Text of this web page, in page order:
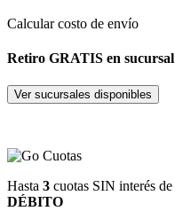
Calcular costo de envío
Retiro GRATIS en sucursal
Ver sucursales disponibles
Hasta 3 cuotas SIN interés de
DÉBITO